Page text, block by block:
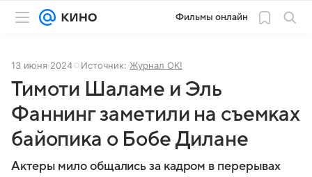
Фильмы онлайн
13 июня 2024 Источник: Журнал OK!
Тимоти Шаламе и Эль
Фаннинг заметили на съемках
байопика о Бобе Дилане
Актеры мило общались за кадром в перерывах